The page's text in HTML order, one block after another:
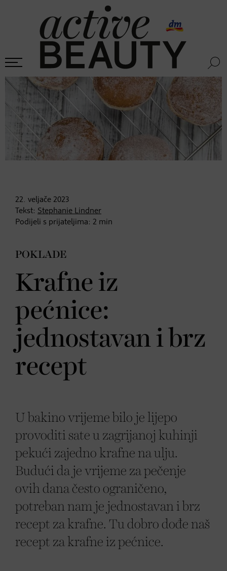
22. veljače 2023
Tekst: Stephanie Lindner
Podijeli s prijateljima: 2 min
POKLADE
Krafne iz
pećnice:
jednostavan i brz
recept
U bakino vrijeme bilo je lijepo
provoditi sate u zagrijanoj kuhinji
pekući zajedno krafne na ulju.
Budući da je vrijeme za pečenje
ovih dana često ograničeno,
potreban nam je jednostavan i brz
recept za krafne. Tu dobro dođe naš
recept za krafne iz pećnice.